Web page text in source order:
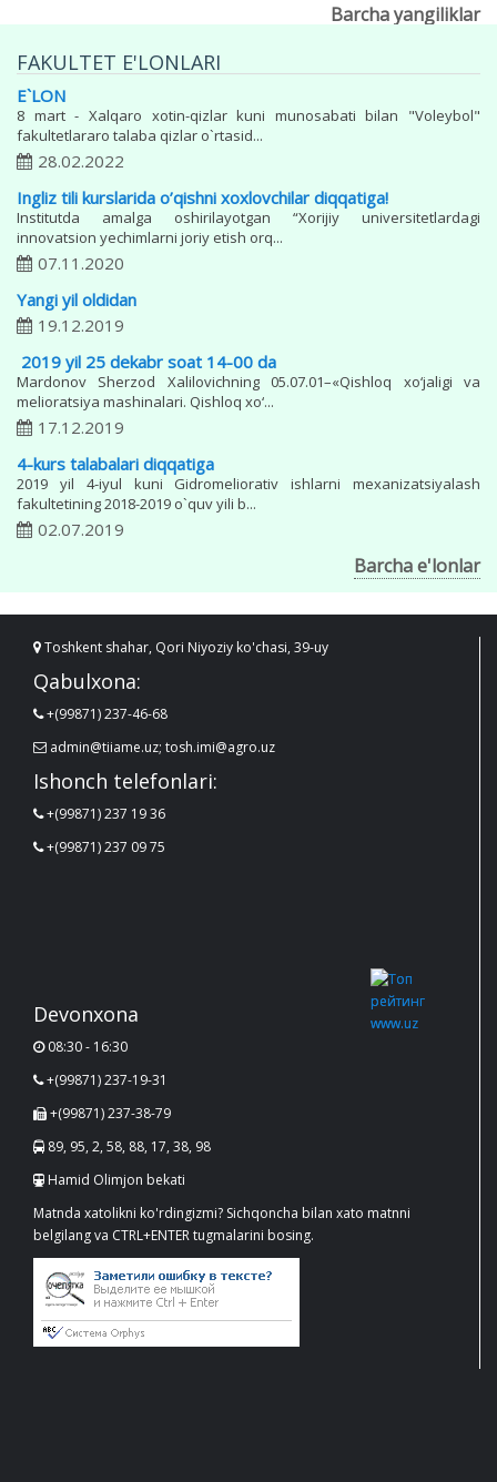
Barcha yangiliklar
FAKULTET E'LONLARI
E`LON
8 mart - Xalqaro xotin-qizlar kuni munosabati bilan "Voleybol"
fakultetlararo talaba qizlar o`rtasid...
28.02.2022
Ingliz tili kurslarida o’qishni xoxlovchilar diqqatiga!
Institutda amalga oshirilayotgan “Xorijiy univеrsitеtlardagi
innovatsion yechimlarni joriy etish orq...
07.11.2020
Yangi yil oldidan
19.12.2019
2019 yil 25 dekabr soat 14-00 da
Mardonov Sherzod Xalilovichning 05.07.01–«Qishloq xo‘jaligi va
melioratsiya mashinalari. Qishloq xo‘...
17.12.2019
4-kurs talabalari diqqatiga
2019 yil 4-iyul kuni Gidromeliorativ ishlarni mexanizatsiyalash
fakultetining 2018-2019 o`quv yili b...
02.07.2019
Barcha e'lonlar
Toshkent shahar, Qori Niyoziy ko'chasi, 39-uy
Qabulxona:
+(99871) 237-46-68
admin@tiiame.uz; tosh.imi@agro.uz
Ishonch telefonlari:
+(99871) 237 19 36
+(99871) 237 09 75
Devonxona
08:30 - 16:30
+(99871) 237-19-31
+(99871) 237-38-79
89, 95, 2, 58, 88, 17, 38, 98
Hamid Olimjon bekati
Matnda xatolikni ko'rdingizmi? Sichqoncha bilan xato matnni
belgilang va CTRL+ENTER tugmalarini bosing.